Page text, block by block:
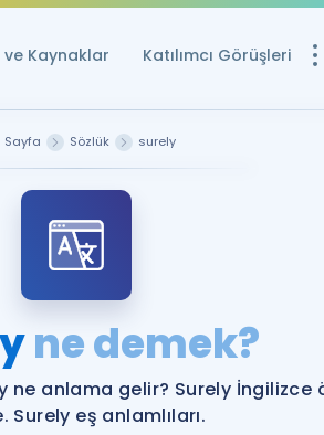
Kaynaklar Katılımcı Görüşleri
YDS ve YÖKDİL
Rehberlik Aracı
YDS ve YÖKDİL'e
Sayfa Sözlük surely
ne demek?
ne anlama gelir? Surely İngilizce
Surely eş anlamlıları.